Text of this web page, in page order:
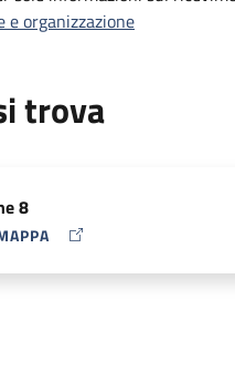
e organizzazione
trova
8